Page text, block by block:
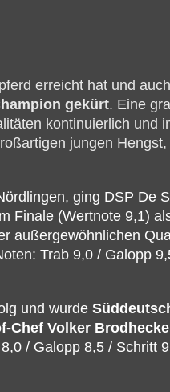
erreicht hat und
gekürt. Eine
kontinuierlich und
jungen
ging DSP De
Finale (Wertnote 9,1)
außergewöhnlichen
Trab 9,0 / Galopp
und wurde
Chef Volker
/ Galopp 8,5 / Schritt